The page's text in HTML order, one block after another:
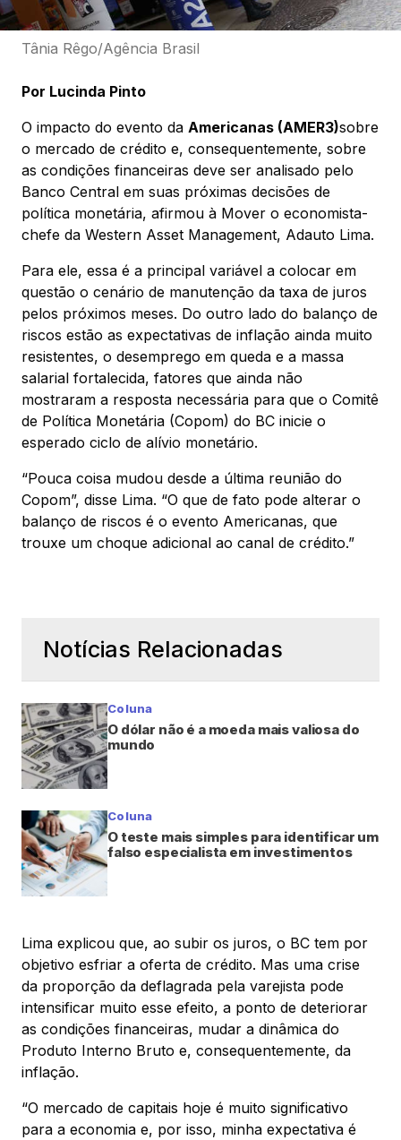
Tânia Rêgo/Agência Brasil
Por Lucinda Pinto
O impacto do evento da Americanas (AMER3)sobre
o mercado de crédito e, consequentemente, sobre
as condições financeiras deve ser analisado pelo
Banco Central em suas próximas decisões de
política monetária, afirmou à Mover o economista-
chefe da Western Asset Management, Adauto Lima.
Para ele, essa é a principal variável a colocar em
questão o cenário de manutenção da taxa de juros
pelos próximos meses. Do outro lado do balanço de
riscos estão as expectativas de inflação ainda muito
resistentes, o desemprego em queda e a massa
salarial fortalecida, fatores que ainda não
mostraram a resposta necessária para que o Comitê
de Política Monetária (Copom) do BC inicie o
esperado ciclo de alívio monetário.
“Pouca coisa mudou desde a última reunião do
Copom”, disse Lima. “O que de fato pode alterar o
balanço de riscos é o evento Americanas, que
trouxe um choque adicional ao canal de crédito.”
Notícias Relacionadas
Coluna
O dólar não é a moeda mais valiosa do
mundo
Coluna
O teste mais simples para identificar um
falso especialista em investimentos
Lima explicou que, ao subir os juros, o BC tem por
objetivo esfriar a oferta de crédito. Mas uma crise
da proporção da deflagrada pela varejista pode
intensificar muito esse efeito, a ponto de deteriorar
as condições financeiras, mudar a dinâmica do
Produto Interno Bruto e, consequentemente, da
inflação.
“O mercado de capitais hoje é muito significativo
para a economia e, por isso, minha expectativa é